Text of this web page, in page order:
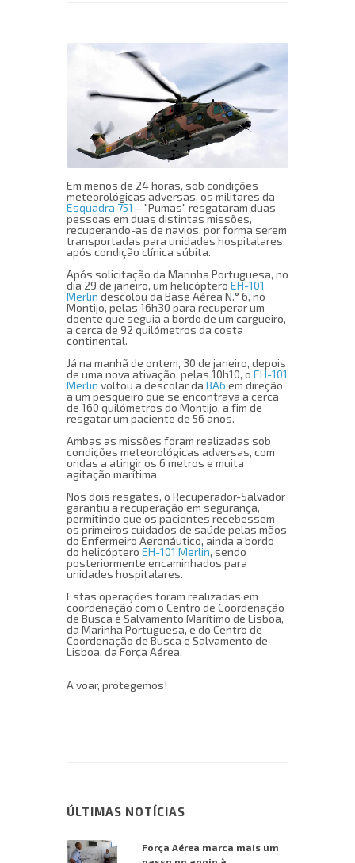
Em menos de 24 horas, sob condições
meteorológicas adversas, os militares da
Esquadra 751 – "Pumas" resgataram duas
pessoas em duas distintas missões,
recuperando-as de navios, por forma serem
transportadas para unidades hospitalares,
após condição clínica súbita.
Após solicitação da Marinha Portuguesa, no
dia 29 de janeiro, um helicóptero EH-101
Merlin descolou da Base Aérea N.° 6, no
Montijo, pelas 16h30 para recuperar um
doente que seguia a bordo de um cargueiro,
a cerca de 92 quilómetros da costa
continental.
Já na manhã de ontem, 30 de janeiro, depois
de uma nova ativação, pelas 10h10, o EH-101
Merlin voltou a descolar da BA6 em direção
a um pesqueiro que se encontrava a cerca
de 160 quilómetros do Montijo, a fim de
resgatar um paciente de 56 anos.
Ambas as missões foram realizadas sob
condições meteorológicas adversas, com
ondas a atingir os 6 metros e muita
agitação marítima.
Nos dois resgates, o Recuperador-Salvador
garantiu a recuperação em segurança,
permitindo que os pacientes recebessem
os primeiros cuidados de saúde pelas mãos
do Enfermeiro Aeronáutico, ainda a bordo
do helicóptero EH-101 Merlin, sendo
posteriormente encaminhados para
unidades hospitalares.
Estas operações foram realizadas em
coordenação com o Centro de Coordenação
de Busca e Salvamento Marítimo de Lisboa,
da Marinha Portuguesa, e do Centro de
Coordenação de Busca e Salvamento de
Lisboa, da Força Aérea.
A voar, protegemos!
ÚLTIMAS NOTÍCIAS
Força Aérea marca mais um